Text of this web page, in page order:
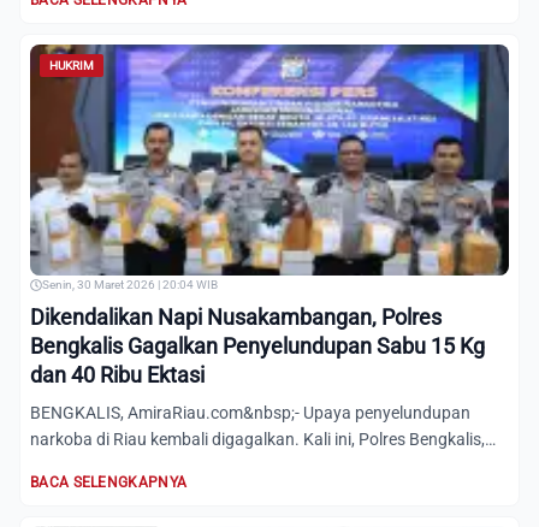
HUKRIM
Senin, 30 Maret 2026 | 20:04 WIB
Dikendalikan Napi Nusakambangan, Polres
Bengkalis Gagalkan Penyelundupan Sabu 15 Kg
dan 40 Ribu Ektasi
BENGKALIS, AmiraRiau.com&nbsp;- Upaya penyelundupan
narkoba di Riau kembali digagalkan. Kali ini, Polres Bengkalis,
BACA SELENGKAPNYA